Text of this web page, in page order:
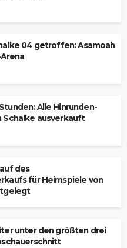
04 getroffen: Asamoah
Alle Hinrunden-
Schalke ausverkauft
des
für Heimspiele von
unter den größten drei